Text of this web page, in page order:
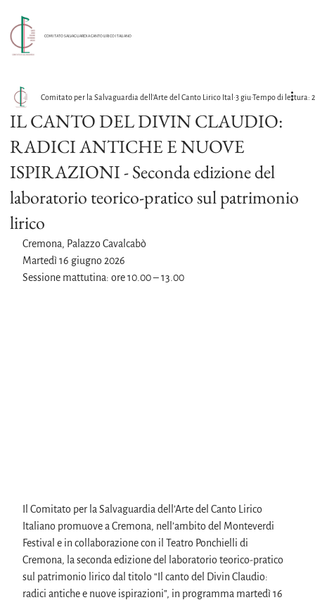
COMITATO SALVAGUARDIA CANTO LIRICO ITALIANO
IL CANTO DEL DIVIN CLAUDIO:
RADICI ANTICHE E NUOVE
ISPIRAZIONI - Seconda edizione del
laboratorio teorico-pratico sul patrimonio
lirico
Comitato per la Salvaguardia dell'Arte del Canto Lirico Ital 3 giu Tempo di lettura:
Cremona, Palazzo Cavalcabò
Martedì 16 giugno 2026
Sessione mattutina: ore 10.00 – 13.00
Il Comitato per la Salvaguardia dell’Arte del Canto Lirico
Italiano promuove a Cremona, nell’ambito del Monteverdi
Festival e in collaborazione con il Teatro Ponchielli di
Cremona, la seconda edizione del laboratorio teorico-pratico
sul patrimonio lirico dal titolo “Il canto del Divin Claudio:
radici antiche e nuove ispirazioni”, in programma martedì 16